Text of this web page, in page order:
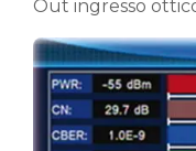
Out ingresso